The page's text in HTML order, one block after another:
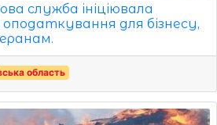
служба ініціювала
для бізнесу,
область